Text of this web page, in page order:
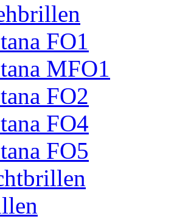
FO1
MFO1
FO2
FO4
FO5